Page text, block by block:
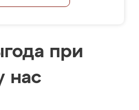
при
нас